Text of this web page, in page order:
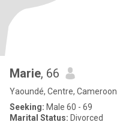
Marie, 66
Yaoundé, Centre, Cameroon
Seeking: Male 60 - 69
Marital Status: Divorced